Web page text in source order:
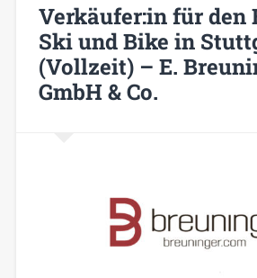
Verkäufer:in für den
Ski und Bike in
(Vollzeit) – E.
GmbH & Co.